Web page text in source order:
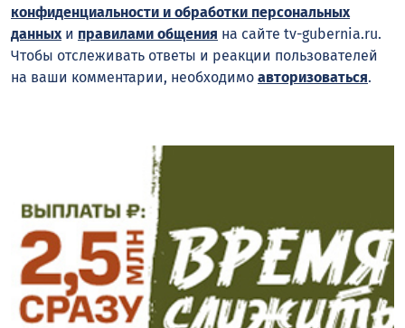
конфиденциальности и обработки персональных
данныхи правилами общения на сайте tv-gubernia.ru.
Чтобы отслеживать ответы и реакции пользователей
на ваши комментарии, необходимо авторизоваться.